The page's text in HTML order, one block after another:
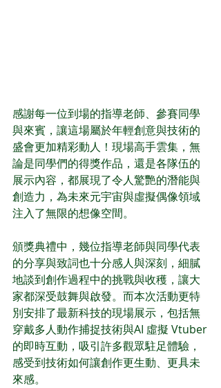
感謝每一位到場的指導老師、參賽同學
與來賓，讓這場屬於年輕創意與技術的
盛會更加精彩動人！現場高手雲集，無
論是同學們的得獎作品，還是各隊伍的
展示內容，都展現了令人驚艷的潛能與
創造力，為未來元宇宙與虛擬偶像領域
注入了無限的想像空間。
頒獎典禮中，幾位指導老師與同學代表
的分享與致詞也十分感人與深刻，細膩
地談到創作過程中的挑戰與收穫，讓大
家都深受鼓舞與啟發。而本次活動更特
別安排了最新科技的現場展示，包括無
穿戴多人動作捕捉技術與AI 虛擬 Vtuber
的即時互動，吸引許多觀眾駐足體驗，
感受到技術如何讓創作更生動、更具未
來感。